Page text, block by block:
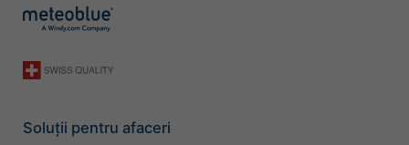
Soluții pentru afaceri